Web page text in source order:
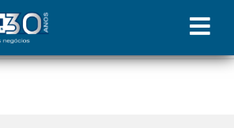
para 2022 | Coluna Zampieri
unnamed